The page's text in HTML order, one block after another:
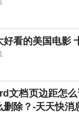
好看的美国电影
文档页边距怎
删除？-天天快消